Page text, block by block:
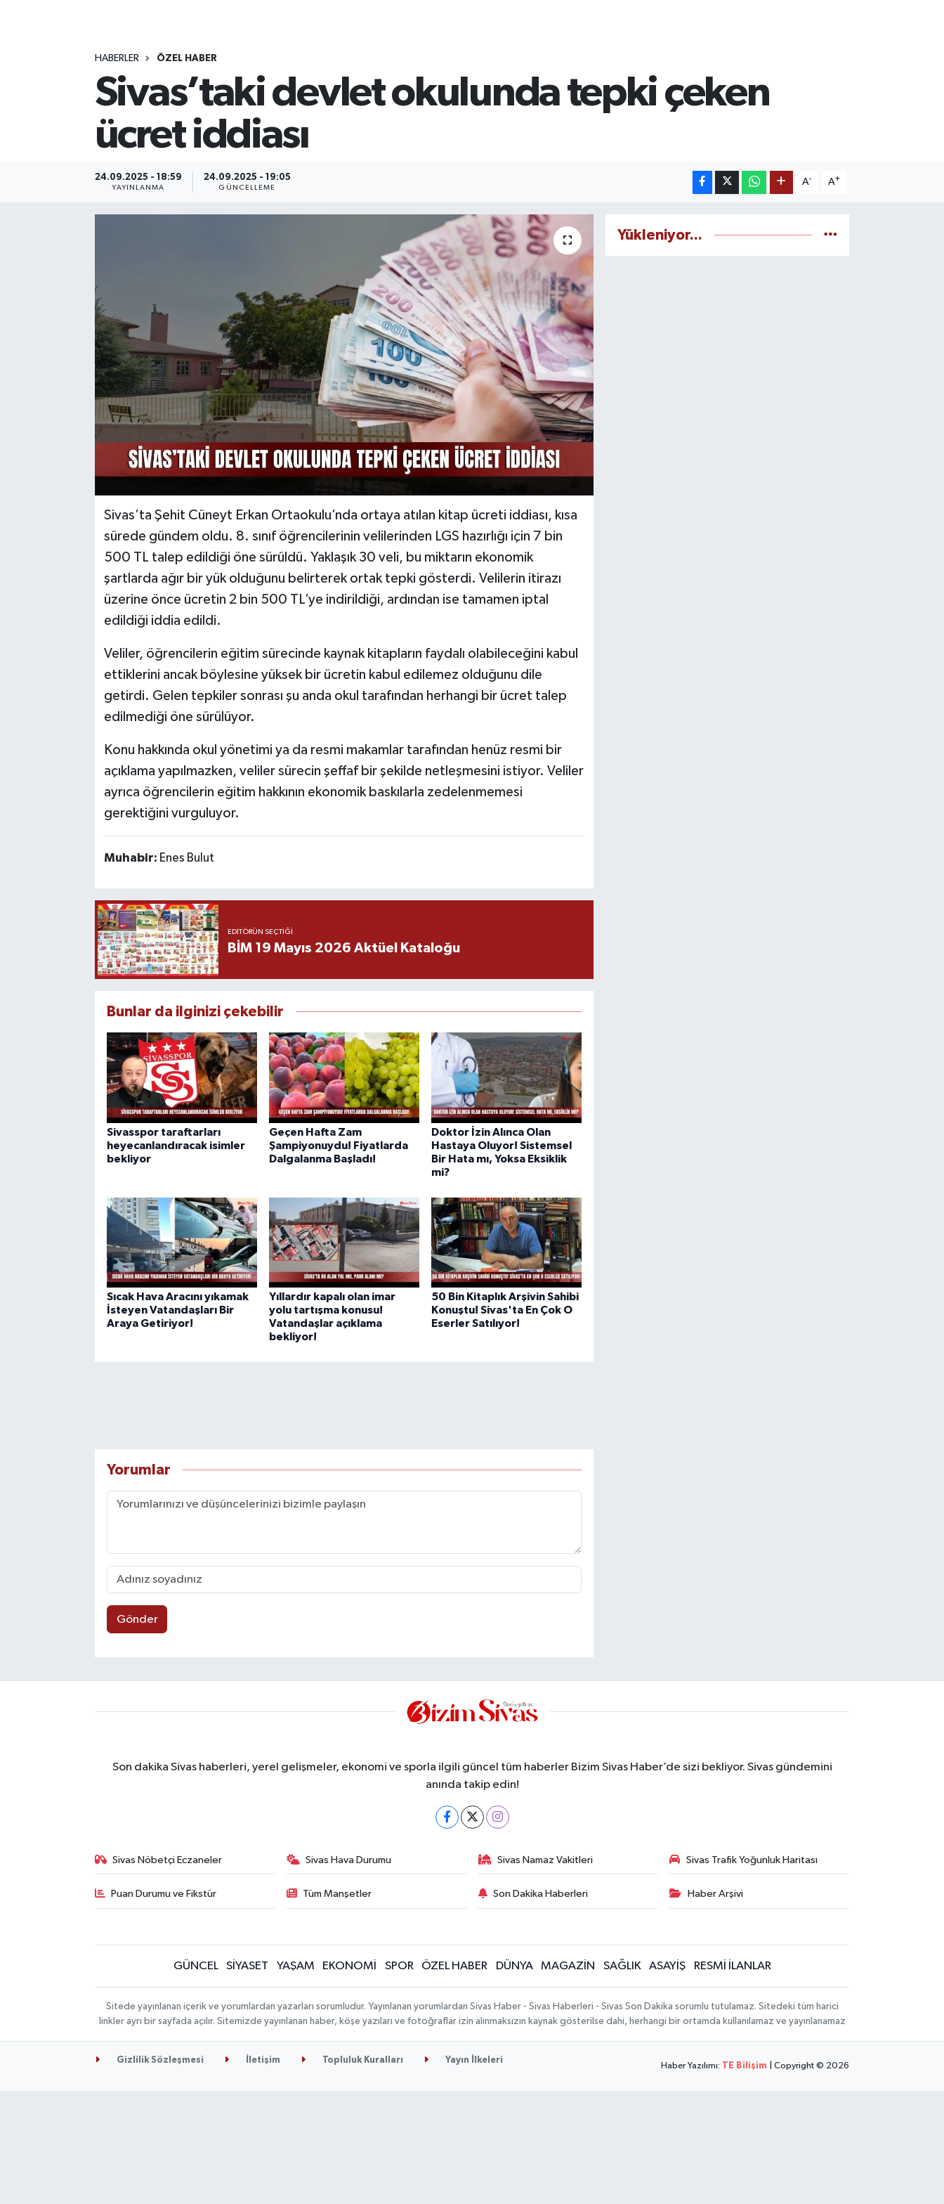
HABERLER ÖZEL HABER
Sivas’taki devlet okulunda tepki çeken
ücret iddiası
24.09.2025 - 18:59
YAYINLANMA
24.09.2025 - 19:05
GÜNCELLEME
A- A+
Sivas’ta Şehit Cüneyt Erkan Ortaokulu’nda ortaya atılan kitap ücreti iddiası, kısa
sürede gündem oldu. 8. sınıf öğrencilerinin velilerinden LGS hazırlığı için 7 bin
500 TL talep edildiği öne sürüldü. Yaklaşık 30 veli, bu miktarın ekonomik
şartlarda ağır bir yük olduğunu belirterek ortak tepki gösterdi. Velilerin itirazı
üzerine önce ücretin 2 bin 500 TL’ye indirildiği, ardından ise tamamen iptal
edildiği iddia edildi.
Veliler, öğrencilerin eğitim sürecinde kaynak kitapların faydalı olabileceğini kabul
ettiklerini ancak böylesine yüksek bir ücretin kabul edilemez olduğunu dile
getirdi. Gelen tepkiler sonrası şu anda okul tarafından herhangi bir ücret talep
edilmediği öne sürülüyor.
Konu hakkında okul yönetimi ya da resmi makamlar tarafından henüz resmi bir
açıklama yapılmazken, veliler sürecin şeffaf bir şekilde netleşmesini istiyor. Veliler
ayrıca öğrencilerin eğitim hakkının ekonomik baskılarla zedelenmemesi
gerektiğini vurguluyor.
Muhabir: Enes Bulut
EDITÖRÜN SEÇTIĞI
BİM 19 Mayıs 2026 Aktüel Kataloğu
Bunlar da ilginizi çekebilir
Sivasspor taraftarları
heyecanlandıracak isimler
bekliyor
Geçen Hafta Zam
Şampiyonuydu! Fiyatlarda
Dalgalanma Başladı!
Doktor İzin Alınca Olan
Hastaya Oluyor! Sistemsel
Bir Hata mı, Yoksa Eksiklik
mi?
Sıcak Hava Aracını yıkamak
İsteyen Vatandaşları Bir
Araya Getiriyor!
Yıllardır kapalı olan imar
yolu tartışma konusu!
Vatandaşlar açıklama
bekliyor!
50 Bin Kitaplık Arşivin Sahibi
Konuştu! Sivas'ta En Çok O
Eserler Satılıyor!
Yorumlar
Gönder
Yükleniyor...
Son dakika Sivas haberleri, yerel gelişmeler, ekonomi ve sporla ilgili güncel tüm haberler Bizim Sivas Haber’de sizi bekliyor. Sivas gündemini
anında takip edin!
Sivas Nöbetçi Eczaneler Sivas Hava Durumu Sivas Namaz Vakitleri Sivas Trafik Yoğunluk Haritası
Puan Durumu ve Fikstür Tüm Manşetler Son Dakika Haberleri Haber Arşivi
GÜNCEL SİYASET YAŞAM EKONOMİ SPOR ÖZEL HABER DÜNYA MAGAZİN SAĞLIK ASAYİŞ RESMİ İLANLAR
Sitede yayınlanan içerik ve yorumlardan yazarları sorumludur. Yayınlanan yorumlardan Sivas Haber - Sivas Haberleri - Sivas Son Dakika sorumlu tutulamaz. Sitedeki tüm harici
linkler ayrı bir sayfada açılır. Sitemizde yayınlanan haber, köşe yazıları ve fotoğraflar izin alınmaksızın kaynak gösterilse dahi, herhangi bir ortamda kullanılamaz ve yayınlanamaz
Gizlilik Sözleşmesi İletişim Topluluk Kuralları Yayın İlkeleri
Haber Yazılımı: TE Bilişim | Copyright © 2026
ÖZEL HABER
RESMİ İLANLAR
TEKNOLOJİ